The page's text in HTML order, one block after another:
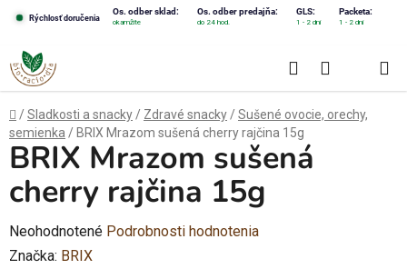
obsah
Rýchlosť doručenia
Os. odber sklad: Os. odber predajňa: GLS: Packeta:
okamžite do 24 hod. 1 - 2 dni 1 - 2 dni
Hľadať
KOŠÍK
Domov
/Sladkosti a snacky / Zdravé snacky /Sušené ovocie, orechy,
semienka /BRIX Mrazom sušená cherry rajčina 15g
BRIX Mrazom sušená
cherry rajčina 15g
Priemerné
hodnotenie
Neohodnotené Podrobnosti hodnotenia
Značka: BRIX